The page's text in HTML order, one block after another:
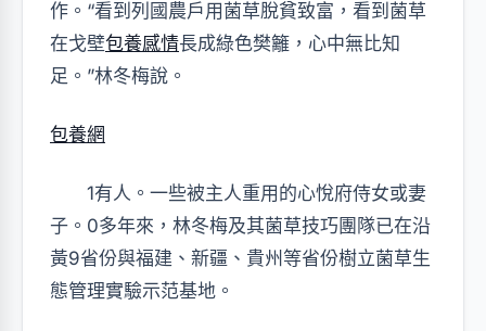
作。“看到列國農戶用菌草脫貧致富，看到菌草
在戈壁包養感情長成綠色樊籬，心中無比知
足。”林冬梅說。
包養網
1有人。一些被主人重用的心悅府侍女或妻
子。0多年來，林冬梅及其菌草技巧團隊已在沿
黃9省份與福建、新疆、貴州等省份樹立菌草生
態管理實驗示范基地。